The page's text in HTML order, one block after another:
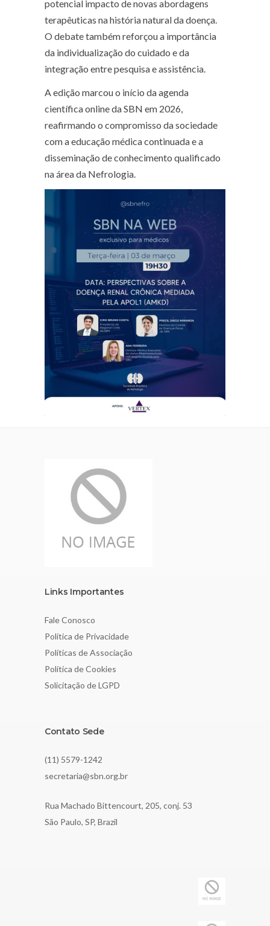
potencial impacto de novas abordagens
terapêuticas na história natural da doença.
O debate também reforçou a importância
da individualização do cuidado e da
integração entre pesquisa e assistência.
A edição marcou o início da agenda
científica online da SBN em 2026,
reafirmando o compromisso da sociedade
com a educação médica continuada e a
disseminação de conhecimento qualificado
na área da Nefrologia.
Links Importantes
Fale Conosco
Política de Privacidade
Políticas de Associação
Política de Cookies
Solicitação de LGPD
Contato Sede
(11) 5579-1242
secretaria@sbn.org.br
Rua Machado Bittencourt, 205, conj. 53
São Paulo, SP, Brazil